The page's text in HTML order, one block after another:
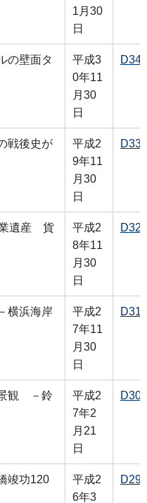
1月30
日
の壁面タ
平成3
0年11
月30
日
D34
戦後史が
平成2
9年11
月30
日
D33
業遺産 貨
平成2
8年11
月30
日
D32
横浜海岸
平成2
7年11
月30
日
D31
観 －鈴
平成2
7年2
月21
日
D30
竣功120
平成2
6年3
D29